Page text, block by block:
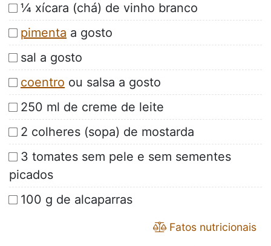
¼ xícara (chá) de vinho branco
pimenta a gosto
sal a gosto
coentro ou salsa a gosto
250 ml de creme de leite
2 colheres (sopa) de mostarda
3 tomates sem pele e sem sementes
picados
100 g de alcaparras
Fatos nutricionais